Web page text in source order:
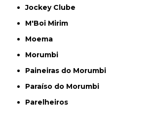
Jockey Clube
M'Boi Mirim
Moema
Morumbi
Paineiras do Morumbi
Paraíso do Morumbi
Parelheiros